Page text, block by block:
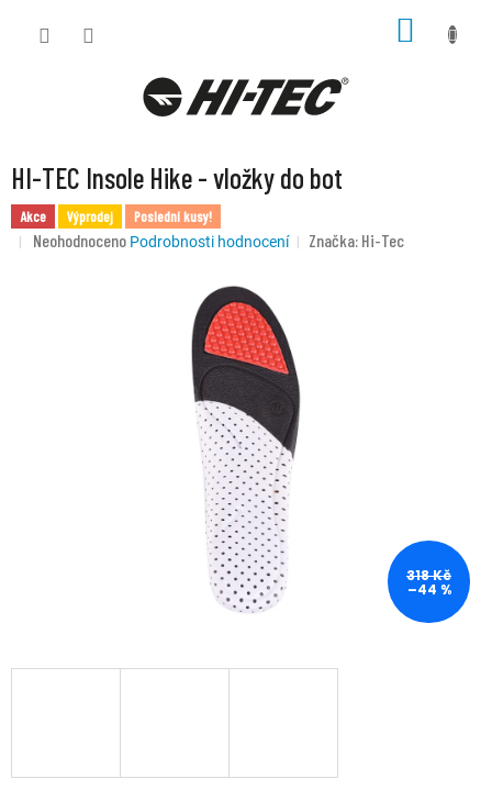
HI-TEC Insole Hike - vložky do bot
Akce Výprodej Poslední kusy!
Průměrné
Neohodnoceno Podrobnosti hodnocení Značka: Hi-Tec
318 Kč
–44 %